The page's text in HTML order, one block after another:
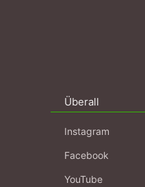
Überall
Instagram
Facebook
YouTube